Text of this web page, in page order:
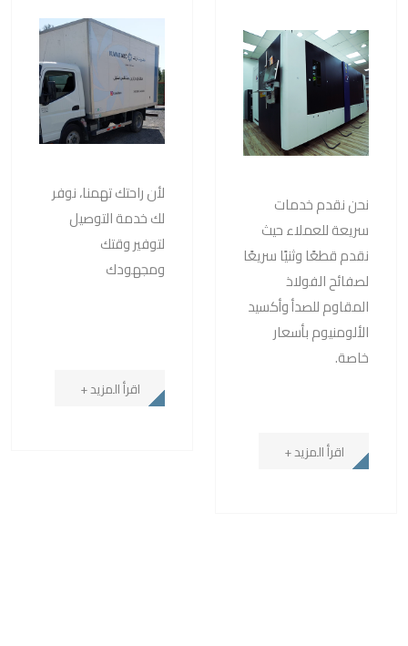
نحن نقدم خدمات
سريعة للعملاء حيث
نقدم قطعًا وثنيًا سريعًا
لصفائح الفولاذ
المقاوم للصدأ وأكسيد
الألومنيوم بأسعار
خاصة.
اقرأ المزيد +
لأن راحتك تهمنا، نوفر
لك خدمة التوصيل
لتوفير وقتك
ومجهودك
اقرأ المزيد +